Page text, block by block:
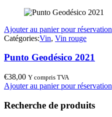
Ajouter au panier pour réservation
Catégories:Vin, Vin rouge
Punto Geodésico 2021
€38,00 Y compris TVA
Ajouter au panier pour réservation
Recherche de produits